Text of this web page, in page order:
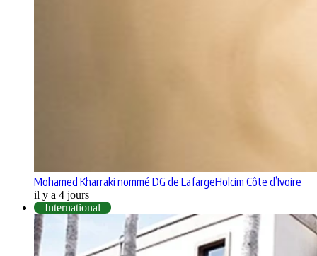
Mohamed Kharraki nommé DG de LafargeHolcim Côte d’Ivoire
il y a 4 jours
International